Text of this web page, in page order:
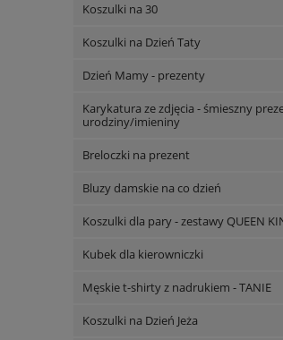
Koszulki na 30
Koszulki na Dzień Taty
Dzień Mamy - prezenty
Karykatura ze zdjęcia - śmieszny
urodziny/imieniny
Breloczki na prezent
Bluzy damskie na co dzień
Koszulki dla pary - zestawy QUEEN
Kubek dla kierowniczki
Męskie t-shirty z nadrukiem - TANIE
Koszulki na Dzień Jeża